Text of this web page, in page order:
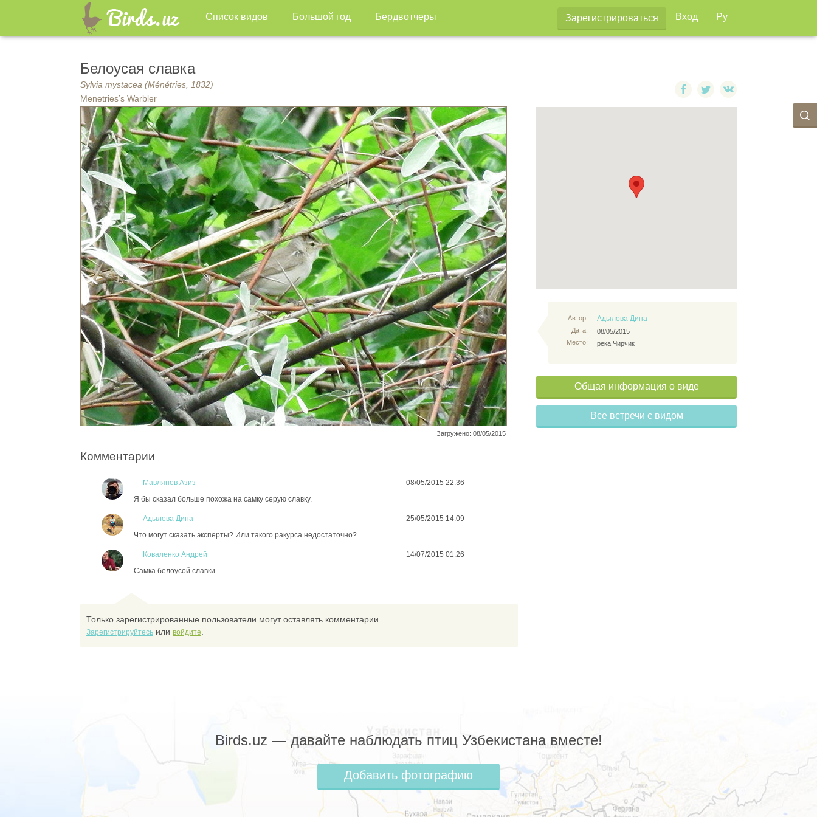
Список видов Большой год Бердвотчеры Зарегистрироваться Вход Ру
Белоусая славка
Sylvia mystacea (Ménétries, 1832)
Menetries’s Warbler
Загружено: 08/05/2015
Автор:
Дата:
Место:
Адылова Дина
08/05/2015
река Чирчик
Общая информация о виде
Все встречи с видом
Комментарии
Мавлянов Азиз
08/05/2015 22:36
Я бы сказал больше похожа на самку серую славку.
Адылова Дина
25/05/2015 14:09
Что могут сказать эксперты? Или такого ракурса недостаточно?
Коваленко Андрей
14/07/2015 01:26
Самка белоусой славки.
Только зарегистрированные пользователи могут оставлять комментарии.
Зарегистрируйтесь или войдите
Birds.uz — давайте наблюдать птиц Узбекистана вместе!
Добавить фотографию